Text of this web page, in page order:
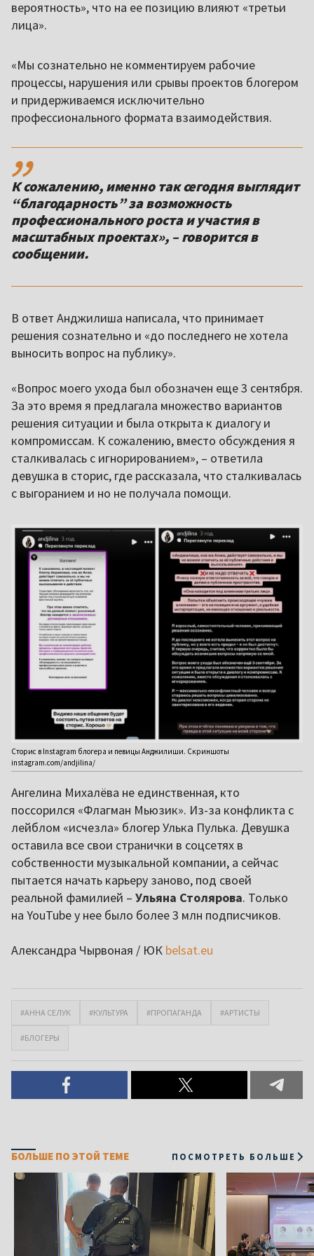
вероятность», что на ее позицию влияют «третьи
лица».
«Мы сознательно не комментируем рабочие
процессы, нарушения или срывы проектов блогером
и придерживаемся исключительно
профессионального формата взаимодействия.
,,
К сожалению, именно так сегодня выглядит
“благодарность” за возможность
профессионального роста и участия в
масштабных проектах», – говорится в
сообщении.
В ответ Анджилиша написала, что принимает
решения сознательно и «до последнего не хотела
выносить вопрос на публику».
«Вопрос моего ухода был обозначен еще 3 сентября.
За это время я предлагала множество вариантов
решения ситуации и была открыта к диалогу и
компромиссам. К сожалению, вместо обсуждения я
сталкивалась с игнорированием», – ответила
девушка в сторис, где рассказала, что сталкивалась
с выгоранием и но не получала помощи.
Сторис в Instagram блогера и певицы Анджилиши. Скриншоты
instagram.com/andjilina/
Ангелина Михалёва не единственная, кто
поссорился «Флагман Мьюзик». Из-за конфликта с
лейблом «исчезла» блогер Улька Пулька. Девушка
оставила все свои странички в соцсетях в
собственности музыкальной компании, а сейчас
пытается начать карьеру заново, под своей
реальной фамилией – Ульяна Столярова. Только
на YouTube у нее было более 3 млн подписчиков.
Александра Чырвоная / ЮК belsat.eu
#АННА СЕЛУК #КУЛЬТУРА #ПРОПАГАНДА #АРТИСТЫ
#БЛОГЕРЫ
БОЛЬШЕ ПО ЭТОЙ ТЕМЕ ПОСМОТРЕТЬ БОЛЬШЕ